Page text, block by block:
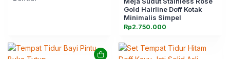
Gold Hairline Doff Kotak
Minimalis Simpel
Rp2.750.000